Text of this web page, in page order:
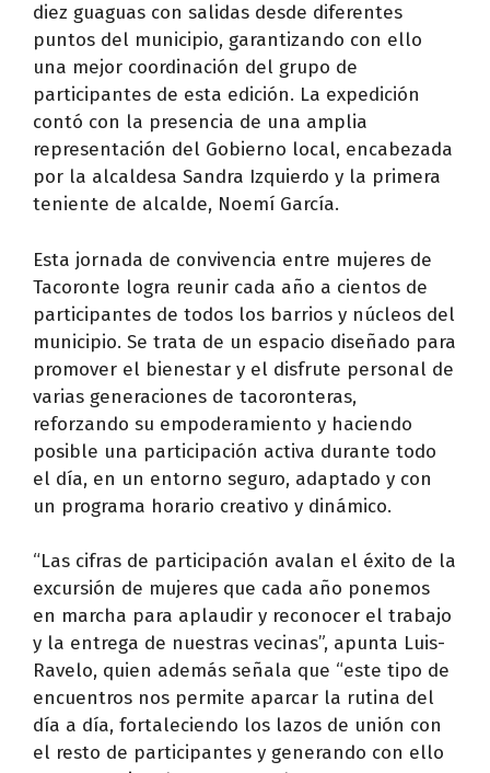
diez guaguas con salidas desde diferentes
puntos del municipio, garantizando con ello
una mejor coordinación del grupo de
participantes de esta edición. La expedición
contó con la presencia de una amplia
representación del Gobierno local, encabezada
por la alcaldesa Sandra Izquierdo y la primera
teniente de alcalde, Noemí García.
Esta jornada de convivencia entre mujeres de
Tacoronte logra reunir cada año a cientos de
participantes de todos los barrios y núcleos del
municipio. Se trata de un espacio diseñado para
promover el bienestar y el disfrute personal de
varias generaciones de tacoronteras,
reforzando su empoderamiento y haciendo
posible una participación activa durante todo
el día, en un entorno seguro, adaptado y con
un programa horario creativo y dinámico.
“Las cifras de participación avalan el éxito de la
excursión de mujeres que cada año ponemos
en marcha para aplaudir y reconocer el trabajo
y la entrega de nuestras vecinas”, apunta Luis-
Ravelo, quien además señala que “este tipo de
encuentros nos permite aparcar la rutina del
día a día, fortaleciendo los lazos de unión con
el resto de participantes y generando con ello